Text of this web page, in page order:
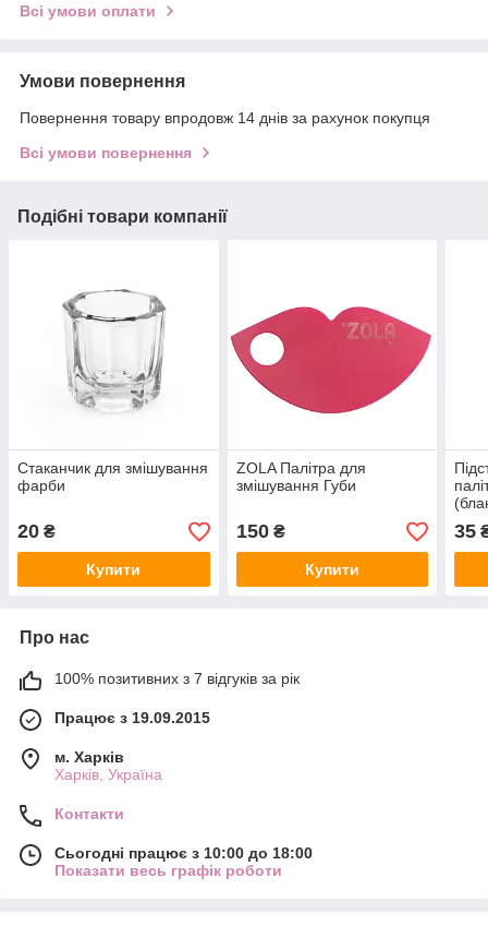
Всі умови оплати
Умови повернення
Повернення товару впродовж 14 днів за рахунок покупця
Всі умови повернення
Подібні товари компанії
Стаканчик для змішування
фарби
20 ₴
Купити
ZOLA Палітра для
змішування Губи
150₴
Купити
35
Про нас
100% позитивних з 7 відгуків за рік
Працює з 19.09.2015
м. Харків
Харків, Україна
Контакти
Сьогодні працює з 10:00 до 18:00
Показати весь графік роботи